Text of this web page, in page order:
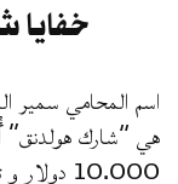
خفايا
اسم المحامي سمير